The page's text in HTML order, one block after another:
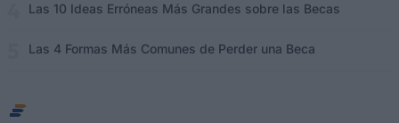
Las 10 Ideas Erróneas Más Grandes sobre las Becas
Las 4 Formas Más Comunes de Perder una Beca